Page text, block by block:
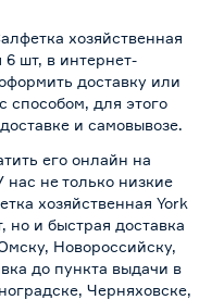
хозяйственная
шт, в интернет-
доставку или
способом, для этого
доставке и самовывозе.
его онлайн на
не только низкие
хозяйственная York
но и быстрая доставка
Новороссийску,
до пункта выдачи в
Черняховске,